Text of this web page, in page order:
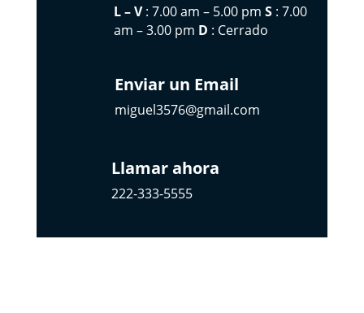
L – V: 7.00 am – 5.00 pm S: 7.00
am – 3.00 pm D : Cerrado
Enviar un Email
miguel3576@gmail.com
Llamar ahora
222-333-5555